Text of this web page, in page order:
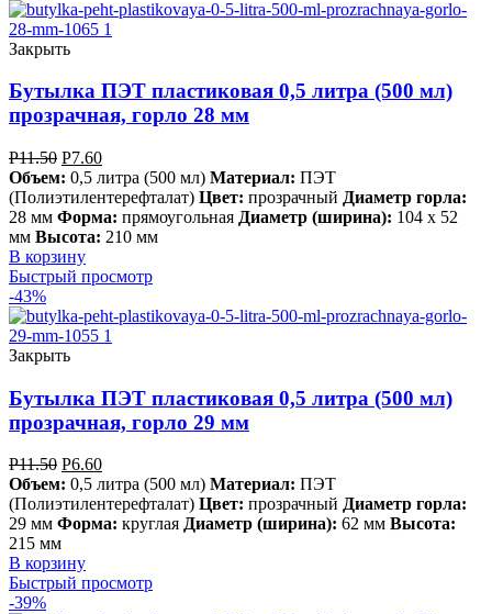
Закрыть
Бутылка ПЭТ пластиковая 0,5 литра (500 мл)
прозрачная, горло 28 мм
Р11.50 Р7.60
Объем: 0,5 литра (500 мл) Материал: ПЭТ
(Полиэтилентерефталат) Цвет: прозрачный Диаметр горла:
28 мм Форма: прямоугольная Диаметр (ширина): 104 х 52
мм Высота: 210 мм
В корзину
Быстрый просмотр
-43%
Закрыть
Бутылка ПЭТ пластиковая 0,5 литра (500 мл)
прозрачная, горло 29 мм
Р11.50 Р6.60
Объем: 0,5 литра (500 мл) Материал: ПЭТ
(Полиэтилентерефталат) Цвет: прозрачный Диаметр горла:
29 мм Форма: круглая Диаметр (ширина): 62 мм Высота:
215 мм
В корзину
Быстрый просмотр
-39%